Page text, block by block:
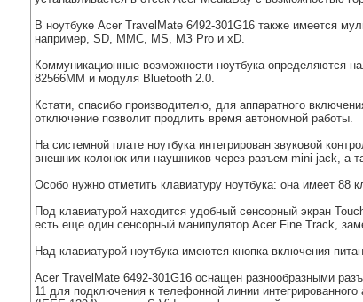
В ноутбуке Аcer TravelMate 6492-301G16 также имеется
например, SD, ММС, МS, МЗ Рro и xD.
Коммуникационные возможности ноутбука определяются
82566ММ и модуля Bluetooth 2.0.
Кстати, спасибо производителю, для аппаратного
отключение позволит продлить время автономной работы.
На системной плате ноутбука интегрирован звуковой
внешних колонок или наушников через разъем mini-jack,
Особо нужно отметить клавиатуру ноутбука: она имеет 88
Под клавиатурой находится удобный сенсорный экран
есть еще один сенсорный манипулятор Acer Fine Track,
Над клавиатурой ноутбука имеются кнопка включения
Acer TravelMate 6492-301G16 оснащен разнообразными
11 для подключения к телефонной линии